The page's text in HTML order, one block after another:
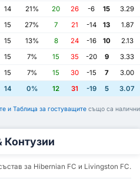
14 21% 20 26 -6 15
3.29
15 27% 7 21 -14 13
1.87
15 13% 8 24 -16 10
2.13
15 7% 15 35 -20 9
3.33
15 7% 15 30 -15 7
3.00
14 0% 12 31 -19 5 3.07
и Таблица за гостуващите също са налични
Контузии
за Hibernian FC и Livingston FC.